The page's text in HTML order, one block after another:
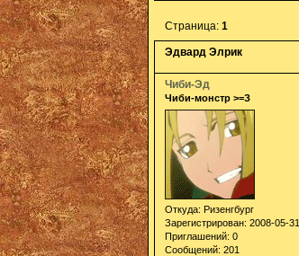
Эдвард Элрик
Страница:1
Чиби-Эд
Чиби-монстр >=З
Откуда: Ризенгбург
Зарегистрирован: 2008-05-31
Приглашений: 0
Сообщений: 201